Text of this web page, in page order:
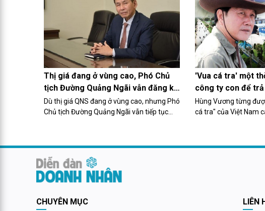
nữa hiểu biết, hợp tác giữa người dân,
doanh nghiệp hai nước Việt Nam và Nhật
Thị giá đang ở vùng cao, Phó Chủ
tịch Đường Quảng Ngãi vẫn đăng ký
mua 1 triệu cp
Dù thị giá QNS đang ở vùng cao, nhưng Phó
Chủ tịch Đường Quảng Ngãi vẫn tiếp tục
'Vua cá tra' một
công ty con để trả
Hùng Vương từng
cá tra" của Việt Nam
ứng, công ty đã chìm
CHUYÊN MỤC LIÊN